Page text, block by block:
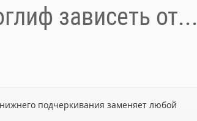
зависеть от...
подчеркивания заменяет любой